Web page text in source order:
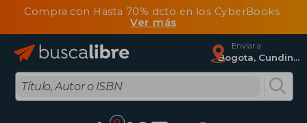
Compra con Hasta 70% dcto en los CyberBooks
Ver más
Enviar a
Bogota, Cundinamarca